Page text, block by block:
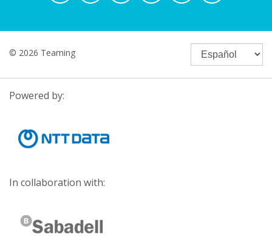
© 2026 Teaming
Powered by:
In collaboration with: